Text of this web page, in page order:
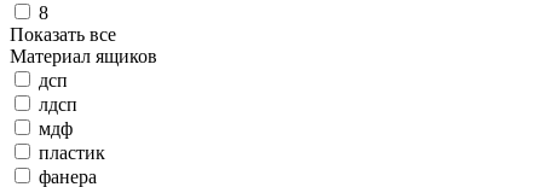
8
Показать все
Материал ящиков
дсп
лдсп
мдф
пластик
фанера